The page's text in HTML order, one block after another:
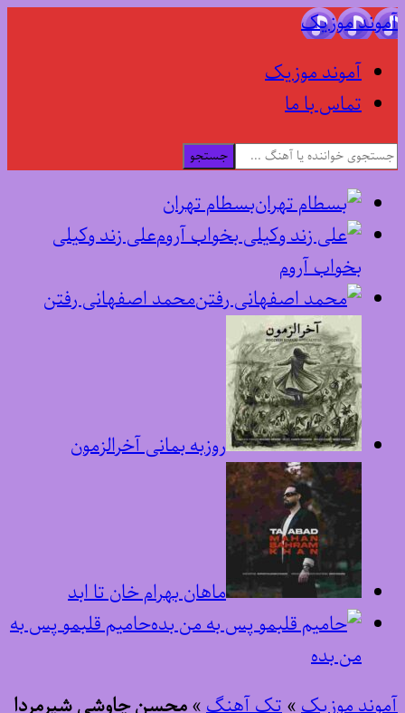
آموند موزیک
آموند موزیک
تماس با ما
جستجو
بسطام تهران
علی زند وکیلی
بخواب آروم
محمد اصفهانی رفتن
روزبه بمانی آخرالزمون
ماهان بهرام خان تا ابد
حامیم قلبمو پس به
من بده
آموند موزیک»تک آهنگ»محسن چاوشی شیرمردا